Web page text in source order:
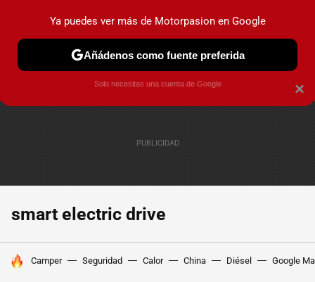
PRUEBAS COCHES ELÉCTRICOS OBSERVATORIO
smart electric drive
HOY SE HABLA DE
Camper Seguridad Calor China Diésel Google
×
Ya puedes ver más de Motorpasion en Google
Añádenos como fuente preferida
Solo necesitas una cuenta de Google